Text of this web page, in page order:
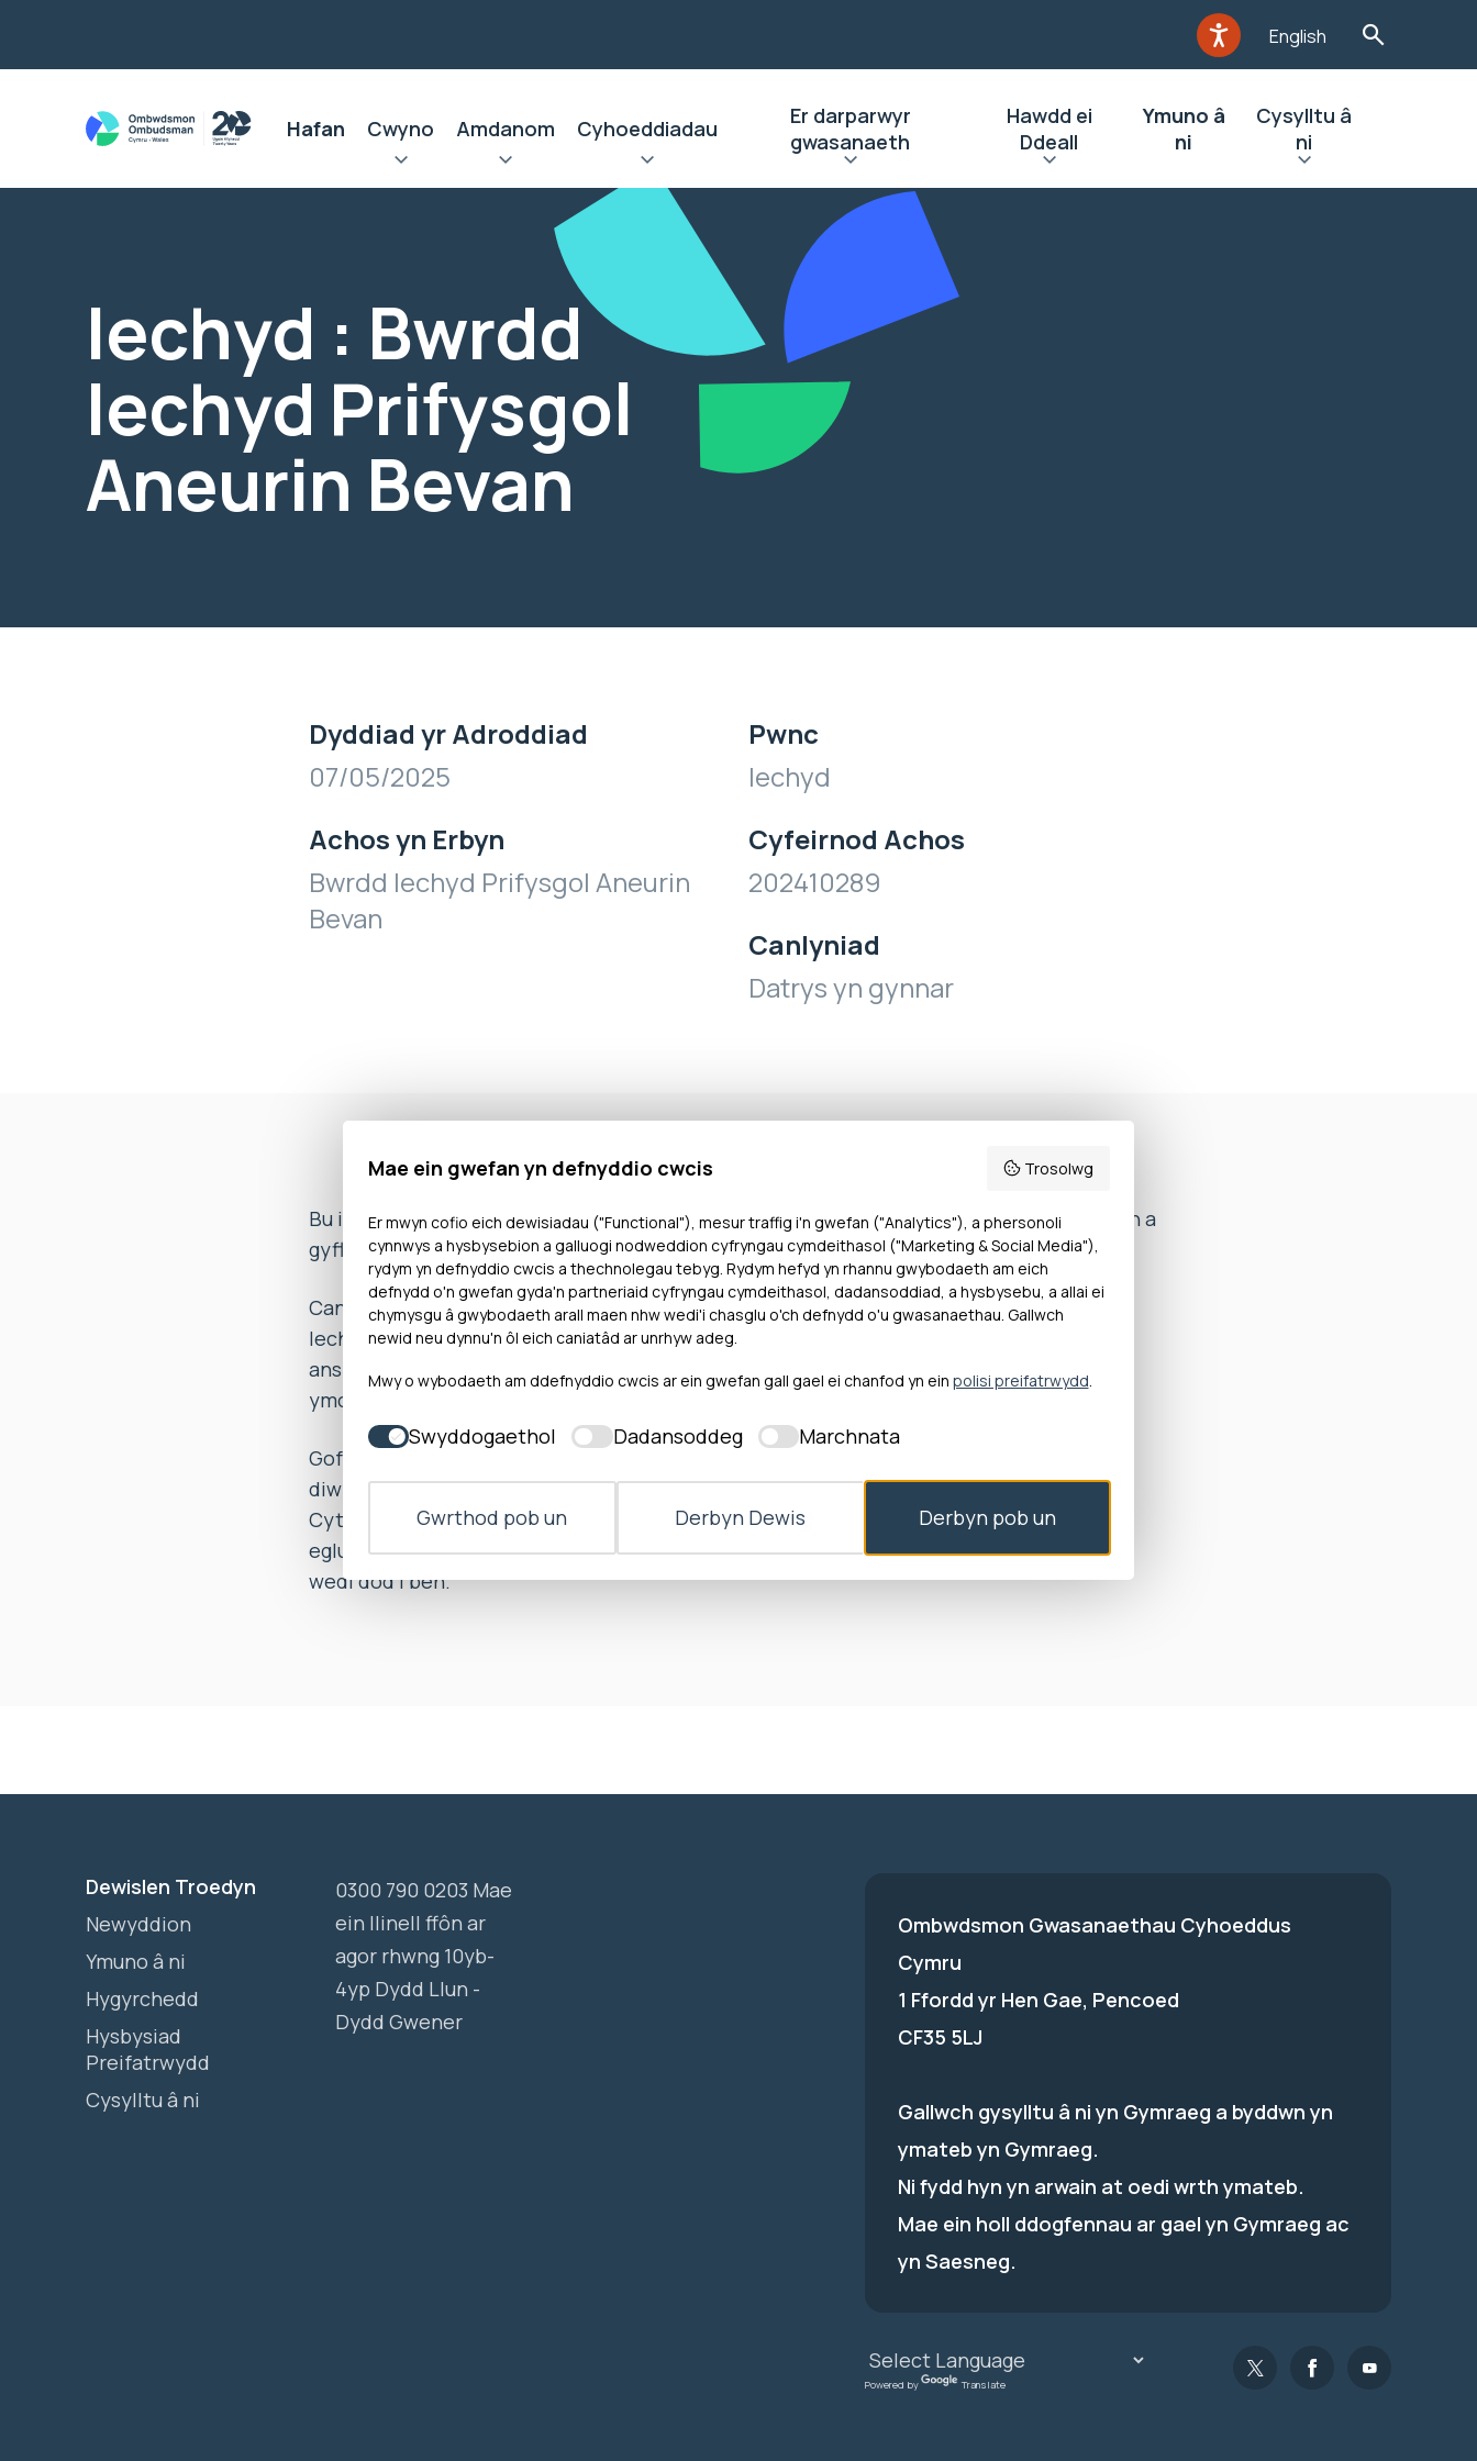
English
Hafan Cwyno Amdanom Cyhoeddiadau
Er darparwyr
gwasanaeth
Hawdd ei
Ddeall
Ymuno â
ni
Cysylltu â
ni
Iechyd : Bwrdd
Iechyd Prifysgol
Aneurin Bevan
Dyddiad yr Adroddiad
07/05/2025
Achos yn Erbyn
Bwrdd Iechyd Prifysgol Aneurin
Bevan
Pwnc
Iechyd
Cyfeirnod Achos
202410289
Canlyniad
Datrys yn gynnar
Bu i Mrs A gwyno bod Bwrdd Iechyd Prifysgol Aneurin Bevan wedi methu ag ymateb i g?yn a
gyflwynwyd ganddi ym mis Ionawr 2025.
Canfu’r Ombwdsmon fod oedi rhesymol o ran peidio ag ymateb i’r g?yn a bod y Bwrdd
Iechyd wedi methu â rhoi diweddariadau i Mrs A yn ystod y broses hon. Parodd hyn
ansicrwydd a rhwystredigaeth ychwanegol i Mrs A. Penderfynodd ddatrys y gŵyn heb
ymchwiliad.
Gofynnodd yr Ombwdsmon i’r Bwrdd Iechyd gytuno i ysgrifennu at Mrs A cyn pen saith
diwrnod gwaith i ymddiheuro am na fu iddo roi diweddariadau iddi am hynt ei chwyn.
Cytunodd y Bwrdd Iechyd i wneud hyn. Cytunodd hefyd i roi diweddariad i Mrs A, gan
egluro’r rhesymau dros yr oedi a darparu diweddariadau misol hyd nes bod yr ymchwiliad
wedi dod i ben.
Dewislen Troedyn
Newyddion
Ymuno â ni
Hygyrchedd
Hysbysiad
Preifatrwydd
Cysylltu â ni
0300 790 0203 Mae
ein llinell ffôn ar
agor rhwng 10yb-
4yp Dydd Llun -
Dydd Gwener
Ombwdsmon Gwasanaethau Cyhoeddus
Cymru
1 Ffordd yr Hen Gae, Pencoed
CF35 5LJ
Gallwch gysylltu â ni yn Gymraeg a byddwn yn
ymateb yn Gymraeg.
Ni fydd hyn yn arwain at oedi wrth ymateb.
Mae ein holl ddogfennau ar gael yn Gymraeg ac
yn Saesneg.
Powered by Translate
Mae ein gwefan yn defnyddio cwcis Trosolwg
Er mwyn cofio eich dewisiadau ("Functional"), mesur traffig i'n gwefan ("Analytics"), a phersonoli
cynnwys a hysbysebion a galluogi nodweddion cyfryngau cymdeithasol ("Marketing & Social Media"),
rydym yn defnyddio cwcis a thechnolegau tebyg. Rydym hefyd yn rhannu gwybodaeth am eich
defnydd o'n gwefan gyda'n partneriaid cyfryngau cymdeithasol, dadansoddiad, a hysbysebu, a allai ei
chymysgu â gwybodaeth arall maen nhw wedi'i chasglu o'ch defnydd o'u gwasanaethau. Gallwch
newid neu dynnu'n ôl eich caniatâd ar unrhyw adeg.
Mwy o wybodaeth am ddefnyddio cwcis ar ein gwefan gall gael ei chanfod yn ein polisi preifatrwydd.
Swyddogaethol Dadansoddeg Marchnata
Gwrthod pob un Derbyn Dewis Derbyn pob un